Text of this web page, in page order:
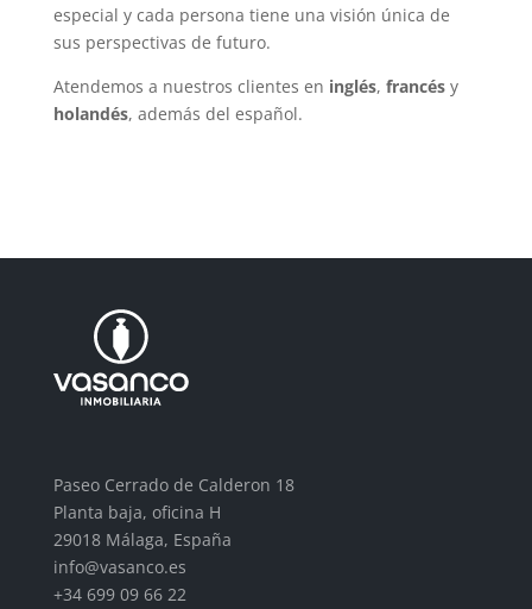
especial y cada persona tiene una visión única de
sus perspectivas de futuro.
Atendemos a nuestros clientes en inglés, francésy
holandés, además del español.
Paseo Cerrado de Calderon 18
Planta baja, oficina H
29018 Málaga, España
info@vasanco.es
+34 699 09 66 22